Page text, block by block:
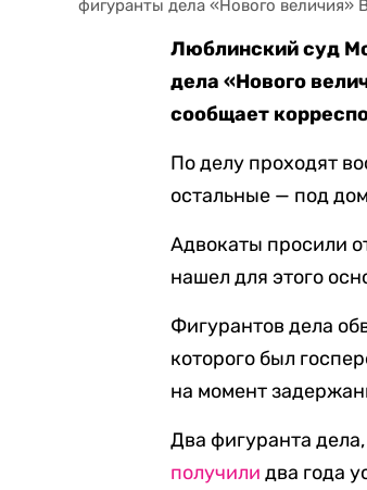
фигуранты дела «Нового
Люблинский суд
дела «Нового
сообщает
По делу проходят
остальные — под
Адвокаты просили
нашел для этого
Фигурантов дела
которого был
на момент
Два фигуранта
получили два года